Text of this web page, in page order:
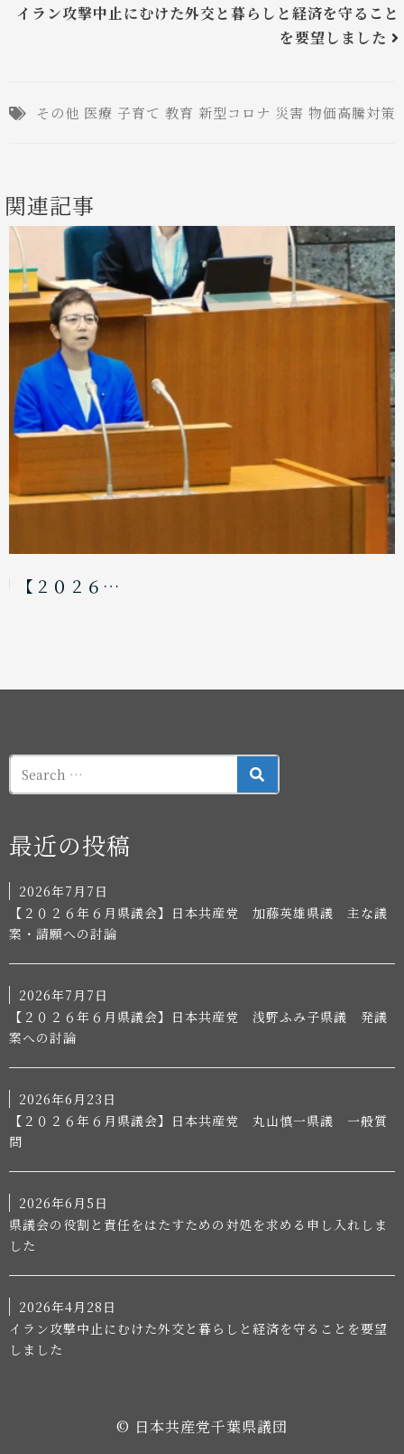
イラン攻撃中止にむけた外交と暮らしと経済を守ること
を要望しました
その他 医療 子育て 教育 新型コロナ 災害 物価高騰対策
関連記事
【２０２６…
SEARCH
最近の投稿
2026年7月7日
【２０２６年６月県議会】日本共産党 加藤英雄県議 主な議
案・請願への討論
2026年7月7日
【２０２６年６月県議会】日本共産党 浅野ふみ子県議 発議
案への討論
2026年6月23日
【２０２６年６月県議会】日本共産党 丸山慎一県議 一般質
問
2026年6月5日
県議会の役割と責任をはたすための対処を求める申し入れしま
した
2026年4月28日
イラン攻撃中止にむけた外交と暮らしと経済を守ることを要望
しました
© 日本共産党千葉県議団